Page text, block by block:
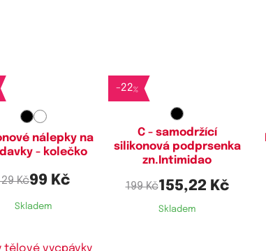
nálepky na
- kolečko
Kč99 Kč
Skladem
-22%
C - samodržící
silikonová podprsenka
zn.Intimidao
199 Kč155,22 Kč
Skladem